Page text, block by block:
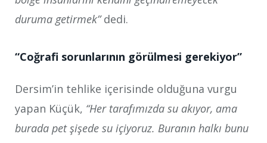
duruma getirmek”dedi.
“Coğrafi sorunlarının görülmesi gerekiyor”
Dersim’in tehlike içerisinde olduğuna vurgu
yapan Küçük, “Her tarafımızda su akıyor, ama
burada pet şişede su içiyoruz. Buranın halkı bunu